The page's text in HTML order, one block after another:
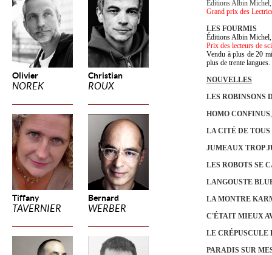
Olivier
NOREK
Christian
ROUX
Tiffany
TAVERNIER
Bernard
WERBER
Éditions Albin
Grand prix des
LES FOURMIS
Éditions Albin
Prix des lecteurs de
Vendu à plus de 20
plus de trente langues.
NOUVELLES
LES ROBINSONS
HOMO CONFINUS
LA CITÉ DE TOUS
JUMEAUX TROP
LES ROBOTS SE
LANGOUSTE
LA MONTRE
C'ÉTAIT MIEUX
LE CRÉPUSCULE
PARADIS SUR